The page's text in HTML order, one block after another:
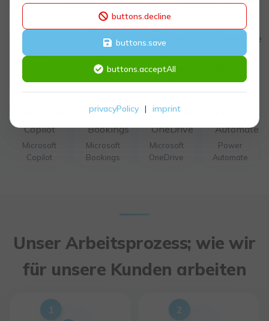
PowerPoint Word To Do Visio
Excel
Microsoft
Teams
Microsoft
Copilot
Microsoft
Bookings
Microsoft
OneDrive
Power
Automate
Unser Arbeitsprozess; wie wir
für unsere Kunden arbeiten
1 2
buttons.decline
buttons.save
buttons.acceptAll
privacyPolicy | imprint